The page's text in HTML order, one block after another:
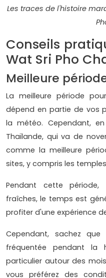
Les traces de l'histoire
Conseils
Wat Sri Pho
Meilleure
La meilleure période
dépend en partie de vos
la météo. Cependant,
Thaïlande, qui va de
comme la meilleure
sites, y compris les
Pendant cette
fraîches, le temps est
profiter d'une expérience
Cependant, sachez
fréquentée pendant la
particulier autour des
vous préférez des